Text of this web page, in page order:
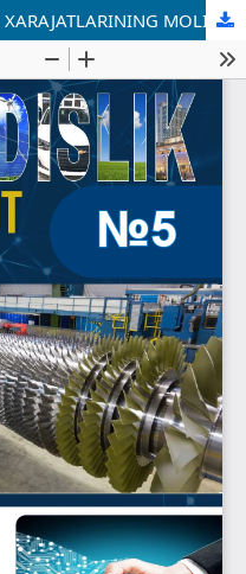
AKTIVLAR QADRSIZLANISHI XARAJATLARINING MOLIYAVIY VA SOLIQ HISOBOTLARIGA TA’SIRI